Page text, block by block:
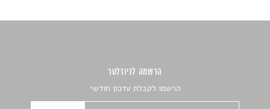
הרשמה לניוזלטר
הרשמו לקבלת עדכון חודשי